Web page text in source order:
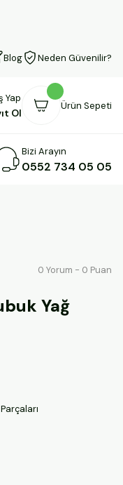
Blog Neden Güvenilir?
Yap
Ol
Ürün Sepeti
Bizi Arayın
0552 734 05 05
0 Yorum - 0 Puan
Yağ